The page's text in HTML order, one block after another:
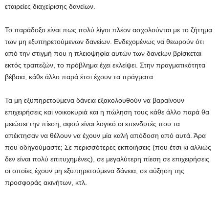
εταιρείες διαχείρισης δανείων.
Το παράδοξο είναι πως πολύ λίγοι πλέον ασχολούνται με το ζήτημα
των μη εξυπηρετούμενων δανείων. Ενδεχομένως να θεωρούν ότι
από την στιγμή που η πλειοψηφία αυτών των δανείων βρίσκεται
εκτός τραπεζών, το πρόβλημα έχει εκλείψει. Στην πραγματικότητα
βέβαια, κάθε άλλο παρά έτσι έχουν τα πράγματα.
Τα μη εξυπηρετούμενα δάνεια εξακολουθούν να βαραίνουν
επιχειρήσεις και νοικοκυριά και η πώληση τους κάθε άλλο παρά θα
μειώσει την πίεση, αφού είναι λογικό οι επενδυτές που τα
απέκτησαν να θέλουν να έχουν μία καλή απόδοση από αυτά. Άρα
που οδηγούμαστε; Σε περισσότερες εκποιήσεις (που έτσι κι αλλιώς
δεν είναι πολύ επιτυχημένες), σε μεγαλύτερη πίεση σε επιχειρήσεις
οι οποίες έχουν μη εξυπηρετούμενα δάνεια, σε αύξηση της
προσφοράς ακινήτων, κτλ.